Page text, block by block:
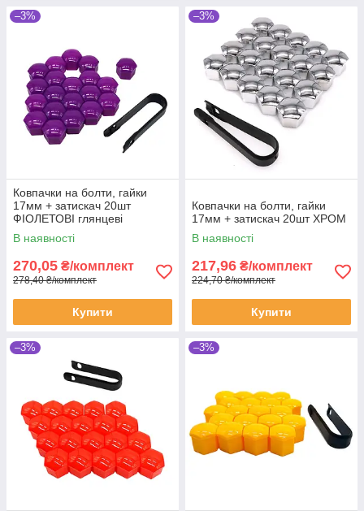
–3%
Ковпачки на болти, гайки
17мм + затискач 20шт
ФІОЛЕТОВІ глянцеві
В наявності
270,05 ₴/комплект
278,40 ₴/комплект
Купити
–3%
Ковпачки на болти, гайки
17мм + затискач 20шт ХРОМ
В наявності
217,96 ₴/комплект
224,70 ₴/комплект
Купити
–3% –3%